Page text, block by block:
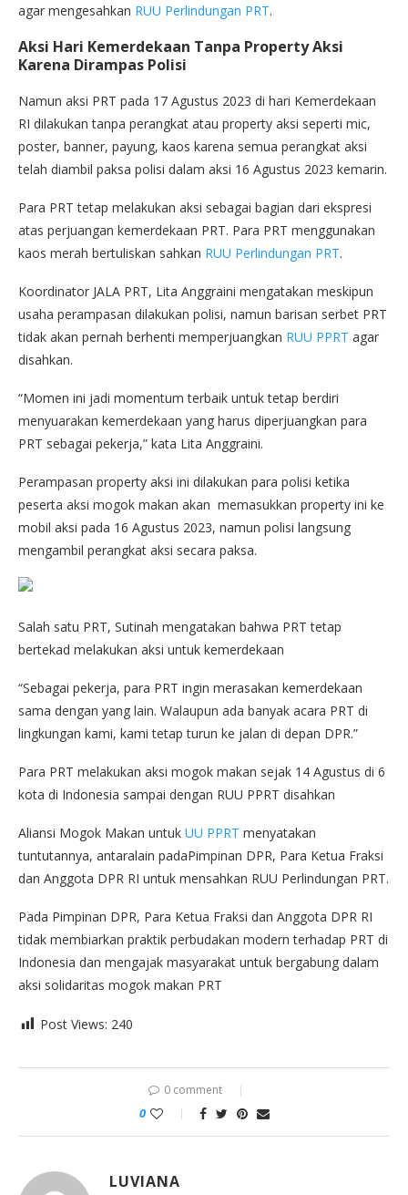
agar mengesahkan RUU Perlindungan PRT.
Aksi Hari Kemerdekaan Tanpa Property Aksi
Karena Dirampas Polisi
Namun aksi PRT pada 17 Agustus 2023 di hari Kemerdekaan
RI dilakukan tanpa perangkat atau property aksi seperti mic,
poster, banner, payung, kaos karena semua perangkat aksi
telah diambil paksa polisi dalam aksi 16 Agustus 2023 kemarin.
Para PRT tetap melakukan aksi sebagai bagian dari ekspresi
atas perjuangan kemerdekaan PRT. Para PRT menggunakan
kaos merah bertuliskan sahkan RUU Perlindungan PRT.
Koordinator JALA PRT, Lita Anggraini mengatakan meskipun
usaha perampasan dilakukan polisi, namun barisan serbet PRT
tidak akan pernah berhenti memperjuangkan RUU PPRT agar
disahkan.
“Momen ini jadi momentum terbaik untuk tetap berdiri
menyuarakan kemerdekaan yang harus diperjuangkan para
PRT sebagai pekerja,” kata Lita Anggraini.
Perampasan property aksi ini dilakukan para polisi ketika
peserta aksi mogok makan akan memasukkan property ini ke
mobil aksi pada 16 Agustus 2023, namun polisi langsung
mengambil perangkat aksi secara paksa.
Salah satu PRT, Sutinah mengatakan bahwa PRT tetap
bertekad melakukan aksi untuk kemerdekaan
“Sebagai pekerja, para PRT ingin merasakan kemerdekaan
sama dengan yang lain. Walaupun ada banyak acara PRT di
lingkungan kami, kami tetap turun ke jalan di depan DPR.”
Para PRT melakukan aksi mogok makan sejak 14 Agustus di 6
kota di Indonesia sampai dengan RUU PPRT disahkan
Aliansi Mogok Makan untuk UU PPRT menyatakan
tuntutannya, antaralain padaPimpinan DPR, Para Ketua Fraksi
dan Anggota DPR RI untuk mensahkan RUU Perlindungan PRT.
Pada Pimpinan DPR, Para Ketua Fraksi dan Anggota DPR RI
tidak membiarkan praktik perbudakan modern terhadap PRT di
Indonesia dan mengajak masyarakat untuk bergabung dalam
aksi solidaritas mogok makan PRT
Post Views: 240
0 comment
0
LUVIANA